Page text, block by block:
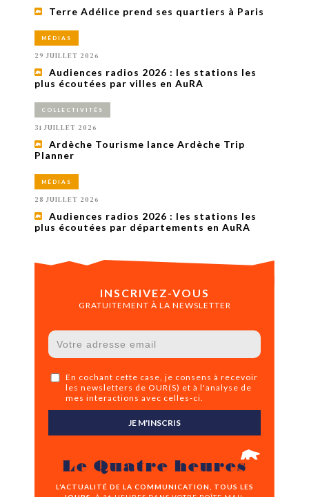
Terre Adélice prend ses quartiers à Paris
MÉDIAS
29 JUILLET 2026
Audiences radios 2026 : les stations les
plus écoutées par villes en AuRA
COLLECTIVITÉS
31 JUILLET 2026
Ardèche Tourisme lance Ardèche Trip
Planner
MÉDIAS
28 JUILLET 2026
Audiences radios 2026 : les stations les
plus écoutées par départements en AuRA
INSCRIVEZ-VOUS
GRATUITEMENT À LA NEWSLETTER
En cochant cette case, je consens à recevoir
les newsletters de OUR(S) et à l'analyse de
mes interactions avec celles-ci.
JE M'INSCRIS
Le Quatre heures
L’ACTUALITÉ DE LA COMMUNICATION, TOUS LES